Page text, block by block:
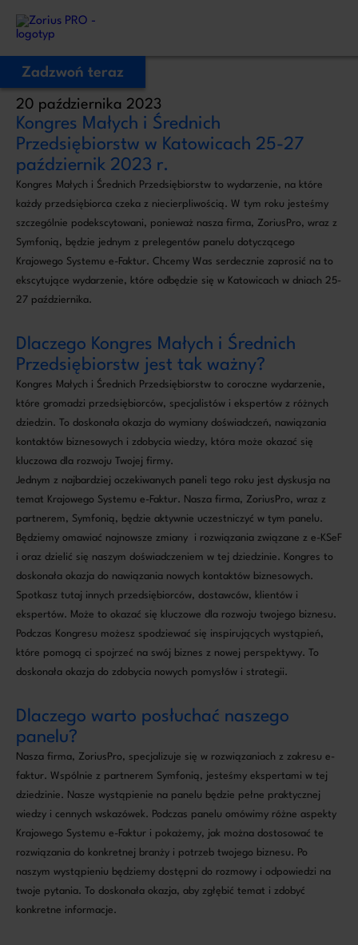
Zostaw Swój numer telefonu,
zadzwonimy niezwłocznie!
Proszę o kontakt
Administratorem Twoich danych osobowych jest ZoriusPro Sp. z o.o. Dane
kontaktu w związku z jej treścią. Podstawą przetwarzania jest art. 6 ust. 1 lit. b
ust. 1 lit. f RODO, gdy kontakt dotyczy innej sprawy. Więcej informacji o
Zadzwoń teraz
20 października 2023
Kongres Małych i Średnich
Przedsiębiorstw w Katowicach 25-27
październik 2023 r.
Kongres Małych i Średnich Przedsiębiorstw to wydarzenie, na które
każdy przedsiębiorca czeka z niecierpliwością. W tym roku jesteśmy
szczególnie podekscytowani, ponieważ nasza firma, ZoriusPro, wraz z
Symfonią, będzie jednym z prelegentów panelu dotyczącego
Krajowego Systemu e-Faktur. Chcemy Was serdecznie zaprosić na to
ekscytujące wydarzenie, które odbędzie się w Katowicach w dniach 25-
27 października.
Dlaczego Kongres Małych i Średnich
Przedsiębiorstw jest tak ważny?
Kongres Małych i Średnich Przedsiębiorstw to coroczne wydarzenie,
które gromadzi przedsiębiorców, specjalistów i ekspertów z różnych
dziedzin. To doskonała okazja do wymiany doświadczeń, nawiązania
kontaktów biznesowych i zdobycia wiedzy, która może okazać się
kluczowa dla rozwoju Twojej firmy.
Jednym z najbardziej oczekiwanych paneli tego roku jest dyskusja na
temat Krajowego Systemu e-Faktur. Nasza firma, ZoriusPro, wraz z
partnerem, Symfonią, będzie aktywnie uczestniczyć w tym panelu.
Będziemy omawiać najnowsze zmiany i rozwiązania związane z e-KSeF
i oraz dzielić się naszym doświadczeniem w tej dziedzinie. Kongres to
doskonała okazja do nawiązania nowych kontaktów biznesowych.
Spotkasz tutaj innych przedsiębiorców, dostawców, klientów i
ekspertów. Może to okazać się kluczowe dla rozwoju twojego biznesu.
Podczas Kongresu możesz spodziewać się inspirujących wystąpień,
które pomogą ci spojrzeć na swój biznes z nowej perspektywy. To
doskonała okazja do zdobycia nowych pomysłów i strategii.
Dlaczego warto posłuchać naszego
panelu?
Nasza firma, ZoriusPro, specjalizuje się w rozwiązaniach z zakresu e-
faktur. Wspólnie z partnerem Symfonią, jesteśmy ekspertami w tej
dziedzinie. Nasze wystąpienie na panelu będzie pełne praktycznej
wiedzy i cennych wskazówek. Podczas panelu omówimy różne aspekty
Krajowego Systemu e-Faktur i pokażemy, jak można dostosować te
rozwiązania do konkretnej branży i potrzeb twojego biznesu. Po
naszym wystąpieniu będziemy dostępni do rozmowy i odpowiedzi na
twoje pytania. To doskonała okazja, aby zgłębić temat i zdobyć
konkretne informacje.